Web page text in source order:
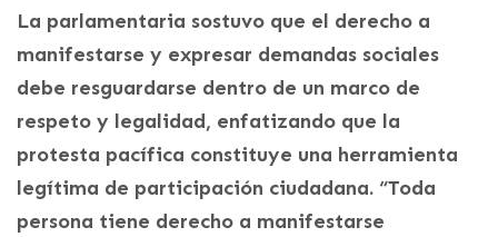
La parlamentaria sostuvo que el derecho a
manifestarse y expresar demandas sociales
debe resguardarse dentro de un marco de
respeto y legalidad, enfatizando que la
protesta pacífica constituye una herramienta
legítima de participación ciudadana. “Toda
persona tiene derecho a manifestarse